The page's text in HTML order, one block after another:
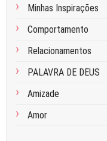
Minhas Inspirações
Comportamento
Relacionamentos
PALAVRA DE DEUS
Amizade
Amor